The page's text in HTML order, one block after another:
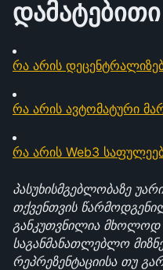
რა არის
რა არის ავტომატური
რა არის Web3
პასუხისმგებლობაზე
თქვენთვის
განკუთვნილია
საგანმანათლებლო
რეპრეზენტაციისა თუ